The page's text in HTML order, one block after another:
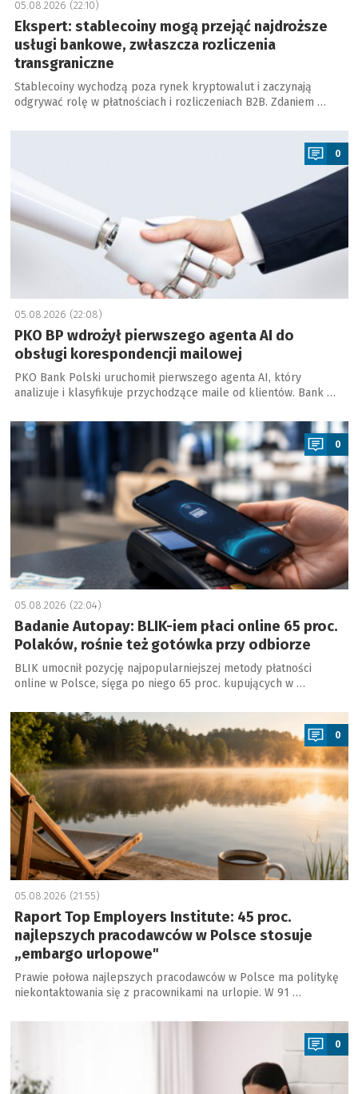
05.08.2026 (22:10)
Ekspert: stablecoiny mogą przejąć najdroższe
usługi bankowe, zwłaszcza rozliczenia
transgraniczne
Stablecoiny wychodzą poza rynek kryptowalut i zaczynają
odgrywać rolę w płatnościach i rozliczeniach B2B. Zdaniem …
a
0
05.08.2026 (22:08)
PKO BP wdrożył pierwszego agenta AI do
obsługi korespondencji mailowej
PKO Bank Polski uruchomił pierwszego agenta AI, który
analizuje i klasyfikuje przychodzące maile od klientów. Bank …
a
0
05.08.2026 (22:04)
Badanie Autopay: BLIK-iem płaci online 65 proc.
Polaków, rośnie też gotówka przy odbiorze
BLIK umocnił pozycję najpopularniejszej metody płatności
online w Polsce, sięga po niego 65 proc. kupujących w …
a
0
05.08.2026 (21:55)
Raport Top Employers Institute: 45 proc.
najlepszych pracodawców w Polsce stosuje
„embargo urlopowe"
Prawie połowa najlepszych pracodawców w Polsce ma politykę
niekontaktowania się z pracownikami na urlopie. W 91 …
0